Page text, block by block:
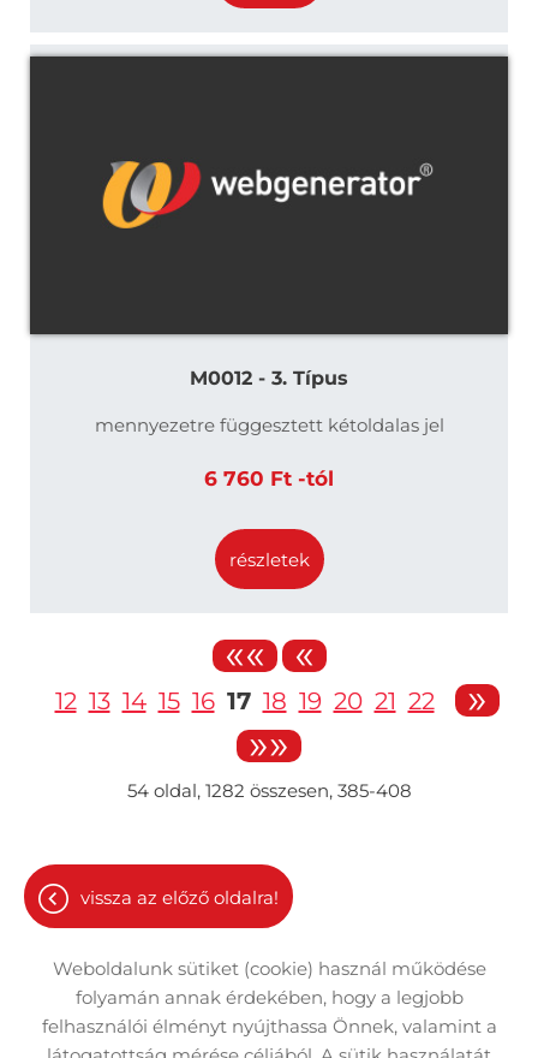
M0012 - 3. Típus
mennyezetre függesztett kétoldalas jel
6 760 Ft -tól
részletek
«« «
12 13 14 15 16 17 18 19 20 21 22
»
»»
54 oldal, 1282 összesen, 385-408
vissza az előző oldalra!
Weboldalunk sütiket (cookie) használ működése
folyamán annak érdekében, hogy a legjobb
felhasználói élményt nyújthassa Önnek, valamint a